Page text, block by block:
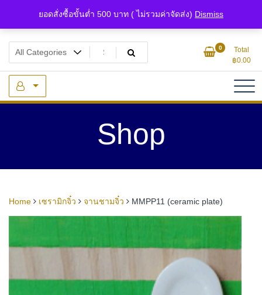
ยอดสั่งซื้อขั้นต่ำ 500 บาท ( ไม่รวมค่าจัดส่ง) Dismiss
content
ของจิ๋ว.com
แหล่งรวมเซรามิกจิ๋วและของจิ๋วจากดินไทย
0
Total
฿0.00
Shop
Home เซรามิกจิ๋ว จานชามจิ๋ว MMPP11 (ceramic plate)